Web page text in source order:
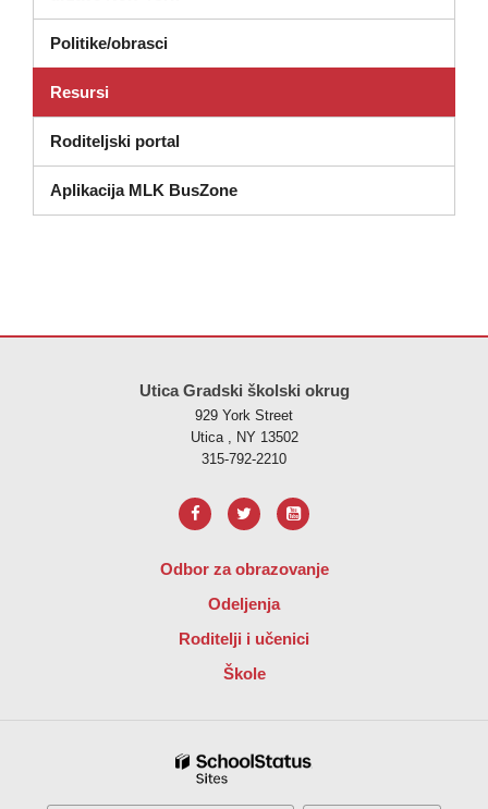
Politike/obrasci
Resursi
Roditeljski portal
Aplikacija MLK BusZone
Utica Gradski školski okrug
929 York Street
Utica , NY 13502
315-792-2210
Odbor za obrazovanje
Odeljenja
Roditelji i učenici
Škole